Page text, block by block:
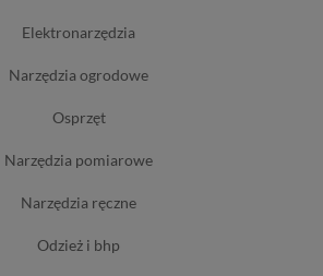
elektronarzędzia
narzędzia ogrodowe
osprzęt
narzędzia pomiarowe
narzędzia ręczne
odzież i bhp